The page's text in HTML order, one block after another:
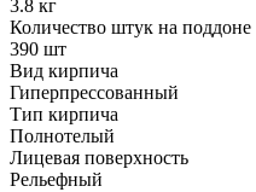
3.8 кг
Количество штук на поддоне
390 шт
Вид кирпича
Гиперпрессованный
Тип кирпича
Полнотелый
Лицевая поверхность
Рельефный